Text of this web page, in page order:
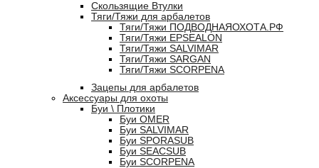
Скользящие Втулки
Тяги/Тяжи для арбалетов
Тяги/Тяжи ПОДВОДНАЯОХОТА.РФ
Тяги/Тяжи EPSEALON
Тяги/Тяжи SALVIMAR
Тяги/Тяжи SARGAN
Тяги/Тяжи SCORPENA
Зацепы для арбалетов
Аксессуары для охоты
Буи \ Плотики
Буи OMER
Буи SALVIMAR
Буи SPORASUB
Буи SEACSUB
Буи SCORPENA